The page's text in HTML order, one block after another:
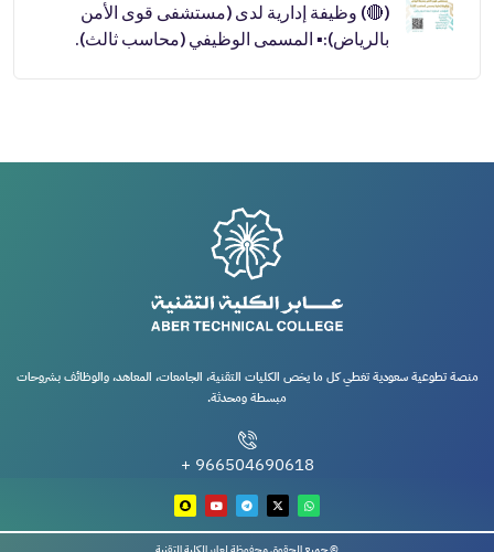
(🔴) وظيفة إدارية لدى (مستشفى قوى الأمن
بالرياض):▪️ المسمى الوظيفي (محاسب ثالث).
منصة تطوعية سعودية تغطي كل ما يخص الكليات التقنية، الجامعات، المعاهد، والوظائف بشروحات
مبسطة ومحدثة.
966504690618 +